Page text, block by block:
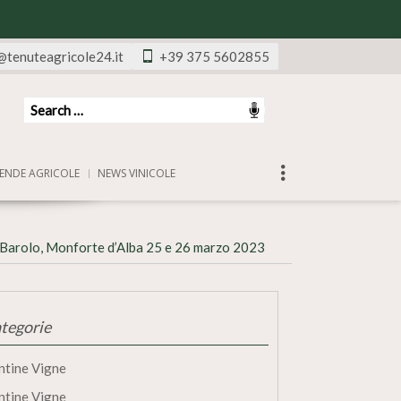
+39 375 5602855
AGRICOLE NEWS VINICOLE
Monforte d’Alba 25 e 26 marzo 2023
Vigne
Vigne